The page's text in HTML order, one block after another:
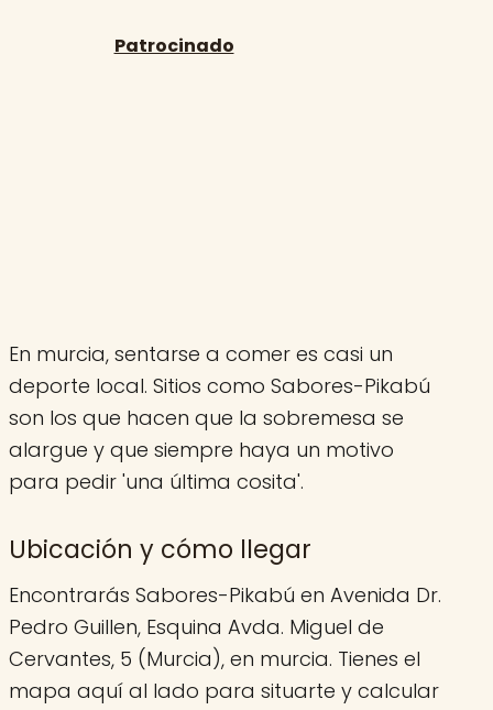
En murcia, sentarse a comer es casi un
deporte local. Sitios como Sabores-Pikabú
son los que hacen que la sobremesa se
alargue y que siempre haya un motivo
para pedir 'una última cosita'.
Ubicación y cómo llegar
Encontrarás Sabores-Pikabú en Avenida Dr.
Pedro Guillen, Esquina Avda. Miguel de
Cervantes, 5 (Murcia), en murcia. Tienes el
mapa aquí al lado para situarte y calcular